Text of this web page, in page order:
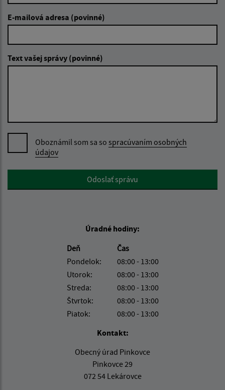
E-mailová adresa (povinné)
Text vašej správy (povinné)
Oboznámil som sa so spracúvaním osobných
údajov
Google reCaptcha ResponseOdoslať správu
Úradné hodiny:
Deň
Čas
Pondelok:
08:00 - 13:00
Utorok:
08:00 - 13:00
Streda:
08:00 - 13:00
Štvrtok:
08:00 - 13:00
Piatok:
08:00 - 13:00
Kontakt:
Obecný úrad Pinkovce
Pinkovce 29
072 54 Lekárovce